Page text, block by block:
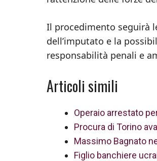
Il procedimento seguirà
dell’imputato e la
responsabilità penali e
Articoli simili
Operaio arrestato
Procura di Torino
Massimo Bagnato
Figlio banchiere